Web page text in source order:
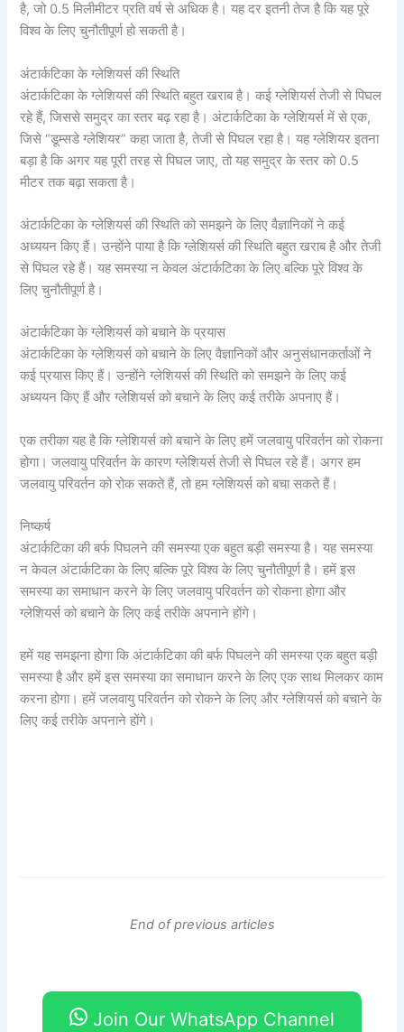
है, जो 0.5 मिलीमीटर प्रति वर्ष से अधिक है। यह दर इतनी तेज है कि यह पूरे
विश्व के लिए चुनौतीपूर्ण हो सकती है।
अंटार्कटिका के ग्लेशियर्स की स्थिति
अंटार्कटिका के ग्लेशियर्स की स्थिति बहुत खराब है। कई ग्लेशियर्स तेजी से पिघल
रहे हैं, जिससे समुद्र का स्तर बढ़ रहा है। अंटार्कटिका के ग्लेशियर्स में से एक,
जिसे “डूम्सडे ग्लेशियर” कहा जाता है, तेजी से पिघल रहा है। यह ग्लेशियर इतना
बड़ा है कि अगर यह पूरी तरह से पिघल जाए, तो यह समुद्र के स्तर को 0.5
मीटर तक बढ़ा सकता है।
अंटार्कटिका के ग्लेशियर्स की स्थिति को समझने के लिए वैज्ञानिकों ने कई
अध्ययन किए हैं। उन्होंने पाया है कि ग्लेशियर्स की स्थिति बहुत खराब है और तेजी
से पिघल रहे हैं। यह समस्या न केवल अंटार्कटिका के लिए बल्कि पूरे विश्व के
लिए चुनौतीपूर्ण है।
अंटार्कटिका के ग्लेशियर्स को बचाने के प्रयास
अंटार्कटिका के ग्लेशियर्स को बचाने के लिए वैज्ञानिकों और अनुसंधानकर्ताओं ने
कई प्रयास किए हैं। उन्होंने ग्लेशियर्स की स्थिति को समझने के लिए कई
अध्ययन किए हैं और ग्लेशियर्स को बचाने के लिए कई तरीके अपनाए हैं।
एक तरीका यह है कि ग्लेशियर्स को बचाने के लिए हमें जलवायु परिवर्तन को रोकना
होगा। जलवायु परिवर्तन के कारण ग्लेशियर्स तेजी से पिघल रहे हैं। अगर हम
जलवायु परिवर्तन को रोक सकते हैं, तो हम ग्लेशियर्स को बचा सकते हैं।
निष्कर्ष
अंटार्कटिका की बर्फ पिघलने की समस्या एक बहुत बड़ी समस्या है। यह समस्या
न केवल अंटार्कटिका के लिए बल्कि पूरे विश्व के लिए चुनौतीपूर्ण है। हमें इस
समस्या का समाधान करने के लिए जलवायु परिवर्तन को रोकना होगा और
ग्लेशियर्स को बचाने के लिए कई तरीके अपनाने होंगे।
हमें यह समझना होगा कि अंटार्कटिका की बर्फ पिघलने की समस्या एक बहुत बड़ी
समस्या है और हमें इस समस्या का समाधान करने के लिए एक साथ मिलकर काम
करना होगा। हमें जलवायु परिवर्तन को रोकने के लिए और ग्लेशियर्स को बचाने के
लिए कई तरीके अपनाने होंगे।
End of previous articles
Join Our WhatsApp Channel